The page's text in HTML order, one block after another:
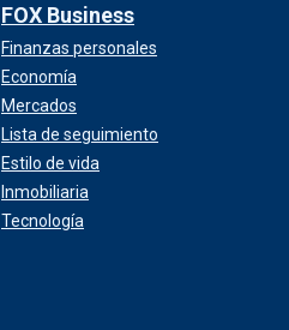
FOX Business
Finanzas personales
Economía
Mercados
Lista de seguimiento
Estilo de vida
Inmobiliaria
Tecnología